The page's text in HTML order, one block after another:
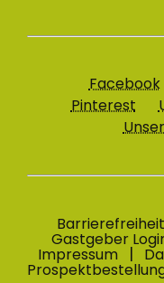
Facebook
Pinterest
Barrierefreiheit
Gastgeber
Impressum